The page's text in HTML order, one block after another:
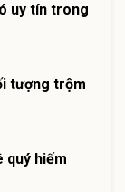
uy tín trong
tượng trộm
quý hiếm